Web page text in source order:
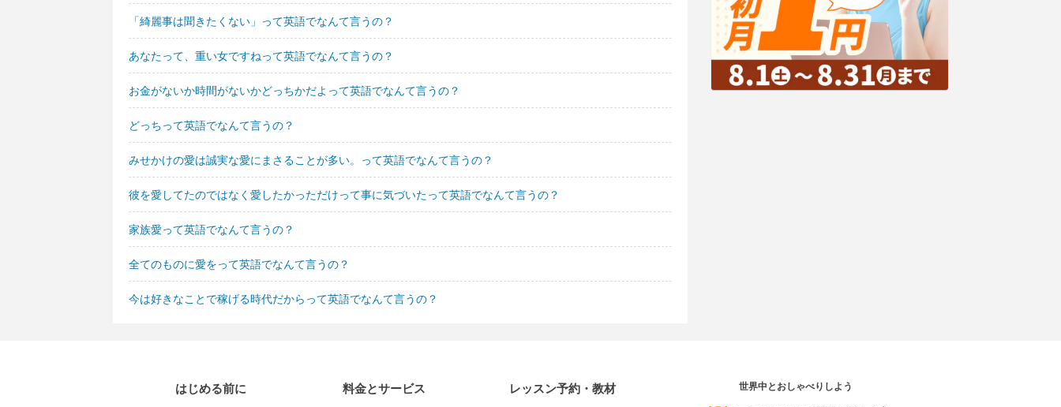
「綺麗事は聞きたくない」って英語でなんて言うの？
あなたって、重い女ですねって英語でなんて言うの？
お金がないか時間がないかどっちかだよって英語でなんて言うの？
どっちって英語でなんて言うの？
みせかけの愛は誠実な愛にまさることが多い。って英語でなんて言うの？
彼を愛してたのではなく愛したかっただけって事に気づいたって英語でなんて言うの？
家族愛って英語でなんて言うの？
全てのものに愛をって英語でなんて言うの？
今は好きなことで稼げる時代だからって英語でなんて言うの？
はじめる前に 料金とサービス レッスン予約・教材 世界中とおしゃべりしよう